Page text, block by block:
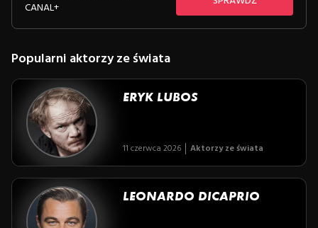
CANAL+
Popularni aktorzy ze świata
ERYK LUBOS
11 czerwca 2026 Aktorzy ze świata
LEONARDO DICAPRIO